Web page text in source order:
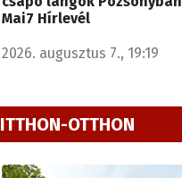
Mai7 Hírlevél
2026. augusztus 7., 19:19
ITTHON-OTTHON